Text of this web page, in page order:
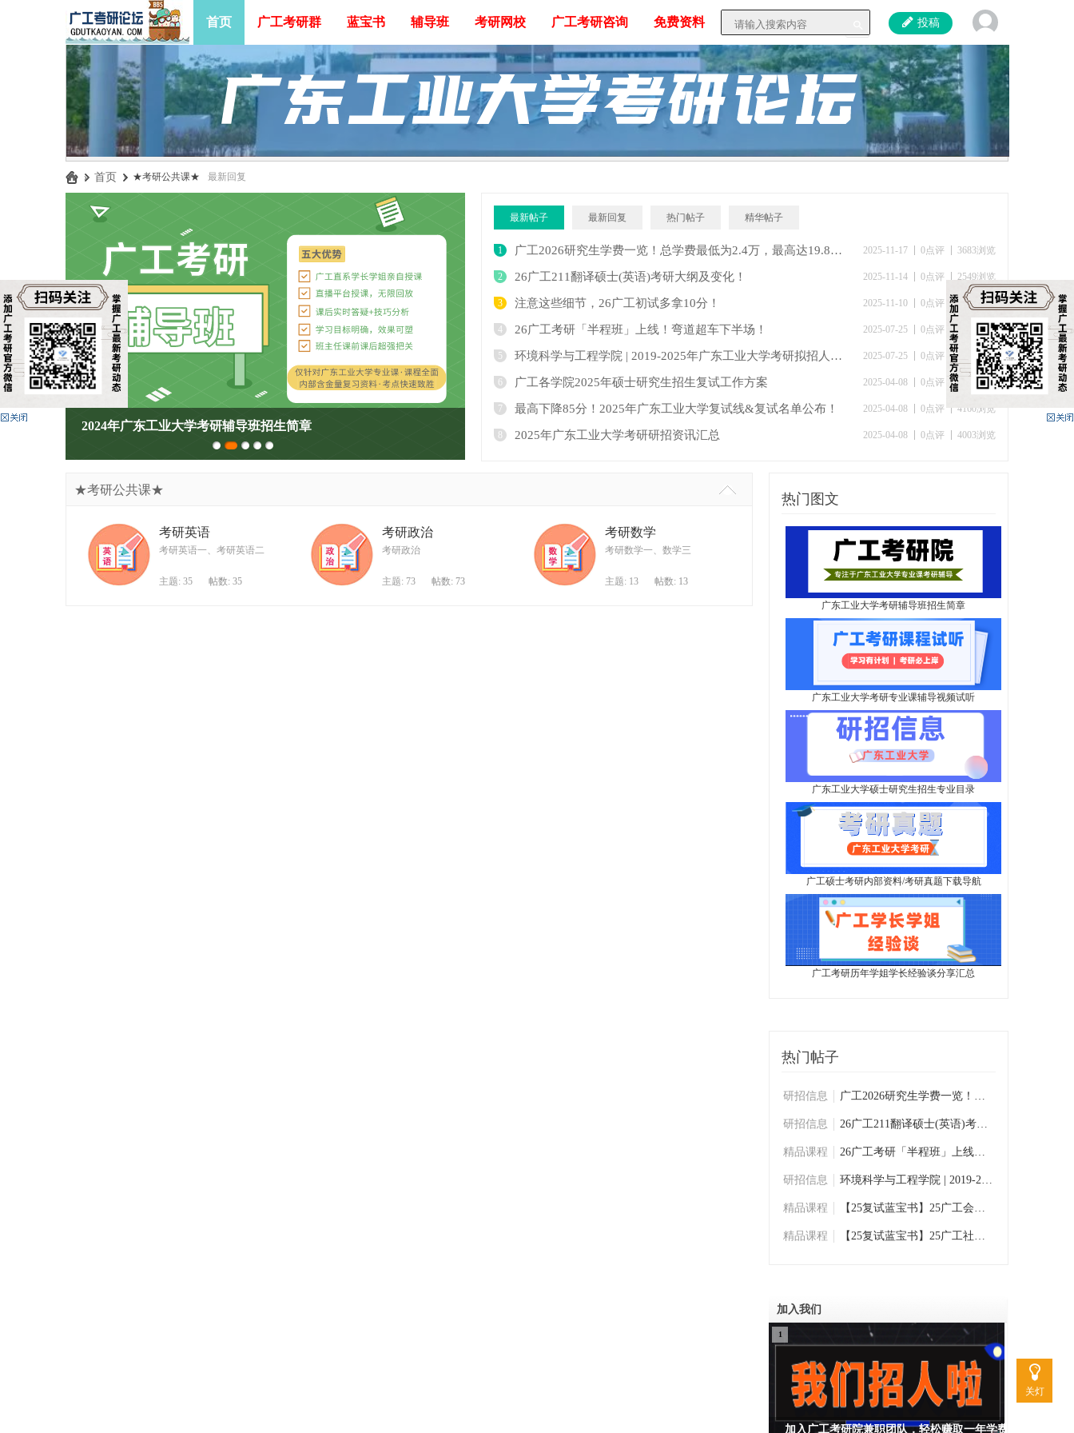
关灯
首页 广工考研群 蓝宝书 辅导班 考研网校 广工考研咨询 免费资料 投稿
论
坛
_
广
东
工
» 首页 › ★考研公共课★ 最新回复
2024年广东工业大学考研辅导班招生简章
最新帖子 最新回复 热门帖子 精华帖子
1 广工2026研究生学费一览！总学费最低为2.4万，最高达19.8万！ 3683浏览
0点评
2025-11-17
2 26广工211翻译硕士(英语)考研大纲及变化！ 2549浏览
0点评
2025-11-14
3 注意这些细节，26广工初试多拿10分！ 1927浏览
0点评
2025-11-10
4 26广工考研「半程班」上线！弯道超车下半场！ 3457浏览
0点评
2025-07-25
5 环境科学与工程学院 | 2019-2025年广东工业大学考研拟招人数对比 3782浏览
0点评
2025-07-25
6 广工各学院2025年硕士研究生招生复试工作方案 3916浏览
0点评
2025-04-08
7 最高下降85分！2025年广东工业大学复试线&复试名单公布！ 4160浏览
0点评
2025-04-08
2025年广东工业大学考研研招资讯汇总 4003浏览
0点评
2025-04-08
★考研公共课★
考研英语
考研英语一、考研英语二
主题: 35 帖数: 35
考研政治
考研政治
主题: 73 帖数: 73
考研数学
考研数学一、数学三
主题: 13 帖数: 13
热门图文
广东工业大学考研辅导班招生简章
广东工业大学考研专业课辅导视频试听
广东工业大学硕士研究生招生专业目录
广工硕士考研内部资料/考研真题下载导航
广工考研历年学姐学长经验谈分享汇总
热门帖子
研招信息 广工2026研究生学费一览！总学费最低为2.4
研招信息 26广工211翻译硕士(英语)考研大纲及变化！
精品课程 26广工考研「半程班」上线！弯道超车下半场
研招信息 环境科学与工程学院 | 2019-2025年广东工业
精品课程 【25复试蓝宝书】25广工会计专硕复试考点真
精品课程 【25复试蓝宝书】25广工社会工作复试考点真
加入我们
加入广工考研院兼职团队，轻松赚取一年学费
1